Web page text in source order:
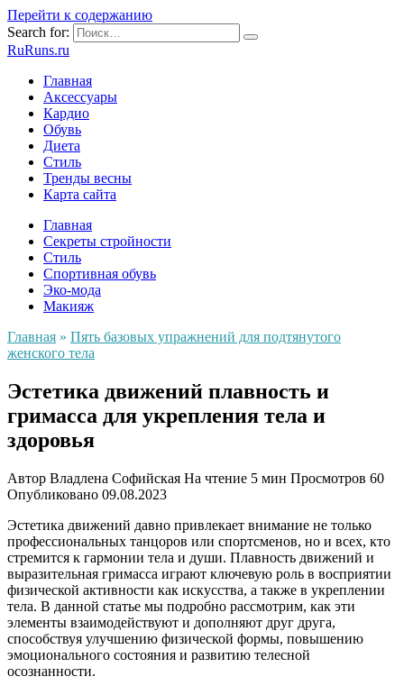
Перейти к содержанию
Search for:
RuRuns.ru
Главная
Аксессуары
Кардио
Обувь
Диета
Стиль
Тренды весны
Карта сайта
Главная
Секреты стройности
Стиль
Спортивная обувь
Эко-мода
Макияж
Главная » Пять базовых упражнений для подтянутого
женского тела
Эстетика движений плавность и
гримасса для укрепления тела и
здоровья
Автор Владлена Софийская На чтение 5 мин Просмотров 60
Опубликовано 09.08.2023
Эстетика движений давно привлекает внимание не только
профессиональных танцоров или спортсменов, но и всех, кто
стремится к гармонии тела и души. Плавность движений и
выразительная гримасса играют ключевую роль в восприятии
физической активности как искусства, а также в укреплении
тела. В данной статье мы подробно рассмотрим, как эти
элементы взаимодействуют и дополняют друг друга,
способствуя улучшению физической формы, повышению
эмоционального состояния и развитию телесной
осознанности.